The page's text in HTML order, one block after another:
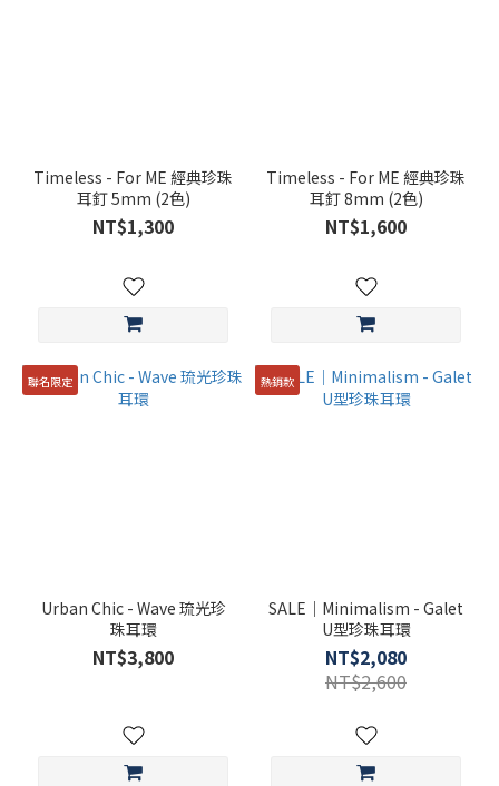
Timeless - For ME 經典珍珠
耳釘 5mm (2色)
NT$1,300
Timeless - For ME 經典珍珠
耳釘 8mm (2色)
NT$1,600
聯名限定
Urban Chic - Wave 琉光珍
珠耳環
NT$3,800
熱銷款
SALE｜Minimalism - Galet
U型珍珠耳環
NT$2,080
NT$2,600